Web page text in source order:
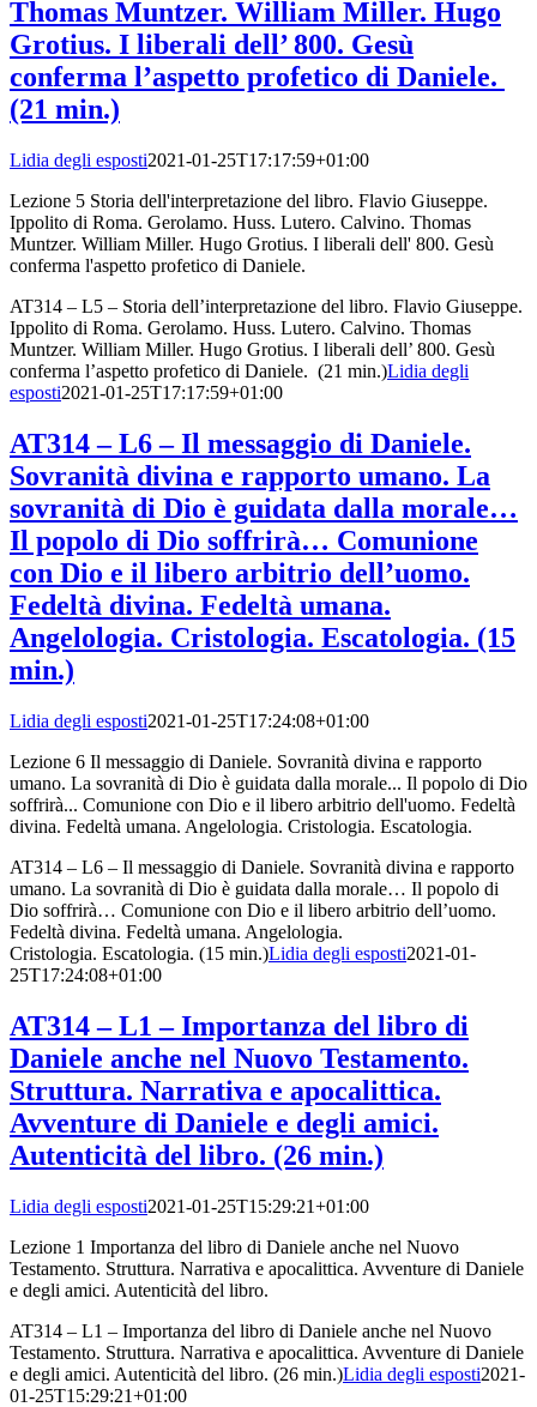
Thomas Muntzer. William Miller. Hugo
Grotius. I liberali dell’ 800. Gesù
conferma l’aspetto profetico di Daniele.
(21 min.)
Lidia degli esposti2021-01-25T17:17:59+01:00
Lezione 5 Storia dell'interpretazione del libro. Flavio Giuseppe.
Ippolito di Roma. Gerolamo. Huss. Lutero. Calvino. Thomas
Muntzer. William Miller. Hugo Grotius. I liberali dell' 800. Gesù
conferma l'aspetto profetico di Daniele.
AT314 – L5 – Storia dell’interpretazione del libro. Flavio Giuseppe.
Ippolito di Roma. Gerolamo. Huss. Lutero. Calvino. Thomas
Muntzer. William Miller. Hugo Grotius. I liberali dell’ 800. Gesù
conferma l’aspetto profetico di Daniele. (21 min.)Lidia degli
esposti2021-01-25T17:17:59+01:00
AT314 – L6 – Il messaggio di Daniele.
Sovranità divina e rapporto umano. La
sovranità di Dio è guidata dalla morale…
Il popolo di Dio soffrirà… Comunione
con Dio e il libero arbitrio dell’uomo.
Fedeltà divina. Fedeltà umana.
Angelologia. Cristologia. Escatologia. (15
min.)
Lidia degli esposti2021-01-25T17:24:08+01:00
Lezione 6 Il messaggio di Daniele. Sovranità divina e rapporto
umano. La sovranità di Dio è guidata dalla morale... Il popolo di Dio
soffrirà... Comunione con Dio e il libero arbitrio dell'uomo. Fedeltà
divina. Fedeltà umana. Angelologia. Cristologia. Escatologia.
AT314 – L6 – Il messaggio di Daniele. Sovranità divina e rapporto
umano. La sovranità di Dio è guidata dalla morale… Il popolo di
Dio soffrirà… Comunione con Dio e il libero arbitrio dell’uomo.
Fedeltà divina. Fedeltà umana. Angelologia.
Cristologia. Escatologia. (15 min.)Lidia degli esposti2021-01-
25T17:24:08+01:00
AT314 – L1 – Importanza del libro di
Daniele anche nel Nuovo Testamento.
Struttura. Narrativa e apocalittica.
Avventure di Daniele e degli amici.
Autenticità del libro. (26 min.)
Lidia degli esposti2021-01-25T15:29:21+01:00
Lezione 1 Importanza del libro di Daniele anche nel Nuovo
Testamento. Struttura. Narrativa e apocalittica. Avventure di Daniele
e degli amici. Autenticità del libro.
AT314 – L1 – Importanza del libro di Daniele anche nel Nuovo
Testamento. Struttura. Narrativa e apocalittica. Avventure di Daniele
e degli amici. Autenticità del libro. (26 min.)Lidia degli esposti2021-
01-25T15:29:21+01:00